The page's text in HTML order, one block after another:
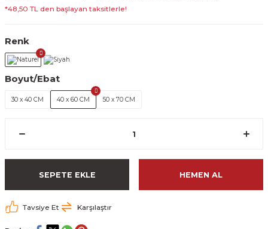
*48,50 TL den başlayan taksitlerle!
Renk
Boyut/Ebat
30 x 40 CM 40 x 60 CM 50 x 70 CM
SEPETE EKLE HEMEN AL
Tavsiye Et Karşılaştır